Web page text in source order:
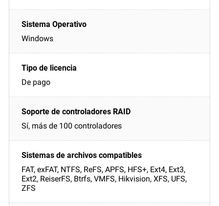
Windows
De pago
Sí, más de 100 controladores
FAT, exFAT, NTFS, ReFS, APFS, HFS+, Ext4, Ext3,
Ext2, ReiserFS, Btrfs, VMFS, Hikvision, XFS, UFS,
ZFS